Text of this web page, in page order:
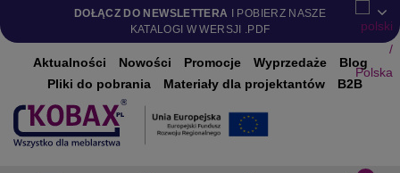
DOŁĄCZ DO NEWSLETTERA I POBIERZ NASZE
KATALOGI W WERSJI .PDF
Aktualności Nowości Promocje Wyprzedaże
Blog
Pliki do pobrania
Materiały dla projektantów B2B